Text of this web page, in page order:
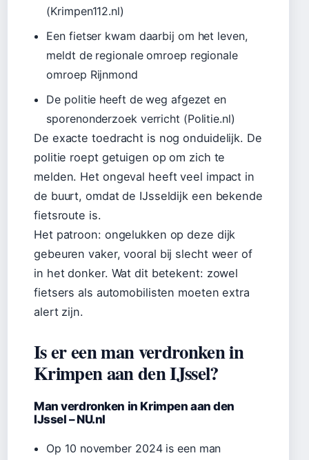
(Krimpen112.nl)
Een fietser kwam daarbij om het leven,
meldt de regionale omroep regionale
omroep Rijnmond
De politie heeft de weg afgezet en
sporenonderzoek verricht (Politie.nl)
De exacte toedracht is nog onduidelijk. De
politie roept getuigen op om zich te
melden. Het ongeval heeft veel impact in
de buurt, omdat de IJsseldijk een bekende
fietsroute is.
Het patroon: ongelukken op deze dijk
gebeuren vaker, vooral bij slecht weer of
in het donker. Wat dit betekent: zowel
fietsers als automobilisten moeten extra
alert zijn.
Is er een man verdronken in
Krimpen aan den IJssel?
Man verdronken in Krimpen aan den
IJssel – NU.nl
Op 10 november 2024 is een man